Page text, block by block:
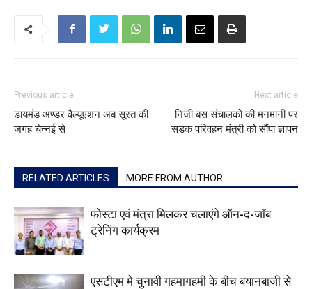
Previous article
डायमंड अण्डर वैल्यूएशन अब सूरत की
जगह चेन्नई से
Next article
निजी बस संचालको की मनमानी पर
सडक परिवहन मंत्री को सौंपा ज्ञापन
RELATED ARTICLES MORE FROM AUTHOR
फोस्टा एवं मंत्रा मिलकर चलाएंगे ऑन-द-जॉब
ट्रेनिंग कार्यक्रम
एसटीएम मे चुनावी गहमागहमी के बीच बयानबाजी से